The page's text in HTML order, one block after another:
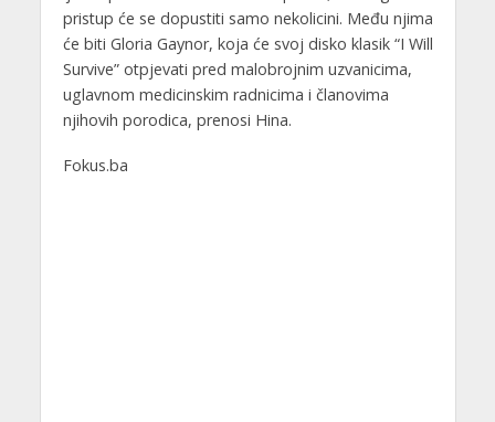
pristup će se dopustiti samo nekolicini. Među njima
će biti Gloria Gaynor, koja će svoj disko klasik “I Will
Survive” otpjevati pred malobrojnim uzvanicima,
uglavnom medicinskim radnicima i članovima
njihovih porodica, prenosi Hina.
Fokus.ba